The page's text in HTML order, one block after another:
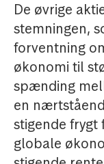
De øvrige
stemningen,
forventning
økonomi til
spænding
en
stigende frygt
globale